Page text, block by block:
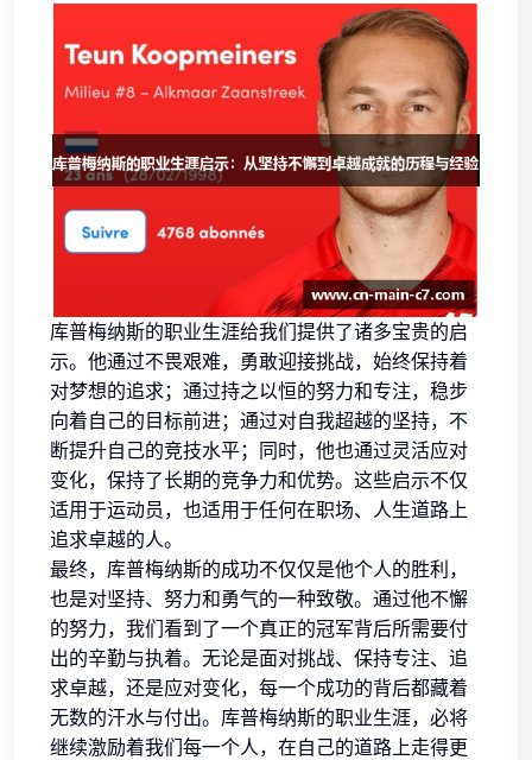
库普梅纳斯的职业生涯给我们提供了诸多宝贵的启
示。他通过不畏艰难，勇敢迎接挑战，始终保持着
对梦想的追求；通过持之以恒的努力和专注，稳步
向着自己的目标前进；通过对自我超越的坚持，不
断提升自己的竞技水平；同时，他也通过灵活应对
变化，保持了长期的竞争力和优势。这些启示不仅
适用于运动员，也适用于任何在职场、人生道路上
追求卓越的人。
最终，库普梅纳斯的成功不仅仅是他个人的胜利，
也是对坚持、努力和勇气的一种致敬。通过他不懈
的努力，我们看到了一个真正的冠军背后所需要付
出的辛勤与执着。无论是面对挑战、保持专注、追
求卓越，还是应对变化，每一个成功的背后都藏着
无数的汗水与付出。库普梅纳斯的职业生涯，必将
继续激励着我们每一个人，在自己的道路上走得更